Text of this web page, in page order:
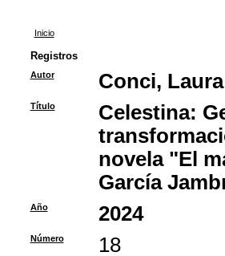
Inicio
Registros
Autor Conci,
Título
Celestina:
novela "El
García
Año 2024
Número 18